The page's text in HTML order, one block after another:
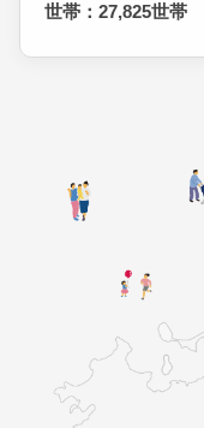
世帯：27,825世帯